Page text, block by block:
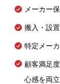
メーカー
搬入・設
特定メー
顧客満足
心感を両立